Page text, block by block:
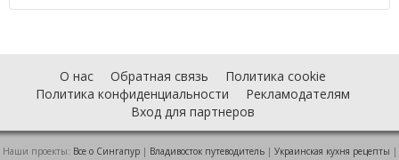
О нас Обратная связь
Политика cookie
Политика конфиденциальности
Рекламодателям
Вход для партнеров
Наши проекты: Все о Cингапур| Владивосток путеводитель| Украинская кухня рецепты |